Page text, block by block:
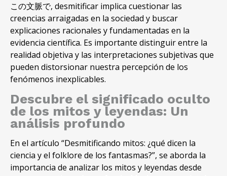
この文脈で, desmitificar implica cuestionar las
creencias arraigadas en la sociedad y buscar
explicaciones racionales y fundamentadas en la
evidencia científica. Es importante distinguir entre la
realidad objetiva y las interpretaciones subjetivas que
pueden distorsionar nuestra percepción de los
fenómenos inexplicables.
Descubre el significado oculto
de los mitos y leyendas: Un
análisis profundo
En el artículo “Desmitificando mitos: ¿qué dicen la
ciencia y el folklore de los fantasmas?”, se aborda la
importancia de analizar los mitos y leyendas desde